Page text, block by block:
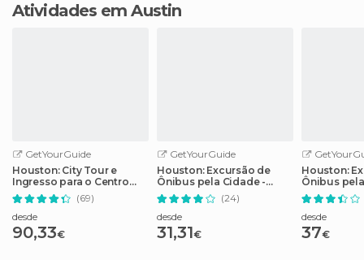
Atividades em Austin
GetYourGuide
Houston: City Tour e
Ingresso para o Centro
Espacial da NASA
(69)
desde
90,33€
GetYourGuide
Houston: Excursão de
Ônibus pela Cidade -
Bilhete de 2 Dias
(24)
desde
31,31€
Houston:
Ônibus
desde
37€